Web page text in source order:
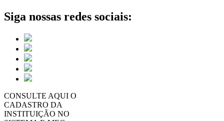
Siga nossas redes sociais:
CONSULTE AQUI O
CADASTRO DA
INSTITUIÇÃO NO